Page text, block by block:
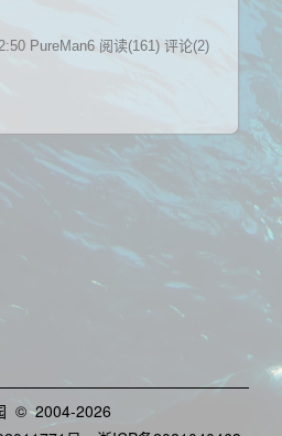
PureMan6 阅读(161) 评论(2)
© 2004-2026